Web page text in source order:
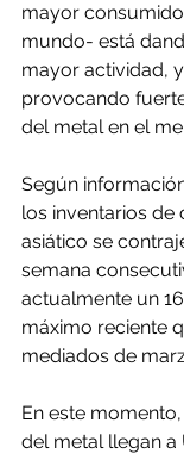
mayor
mundo- está
mayor actividad,
provocando
del metal en el
Según
los inventarios de
asiático se
semana
actualmente un
máximo reciente
mediados de
En este
del metal llegan a